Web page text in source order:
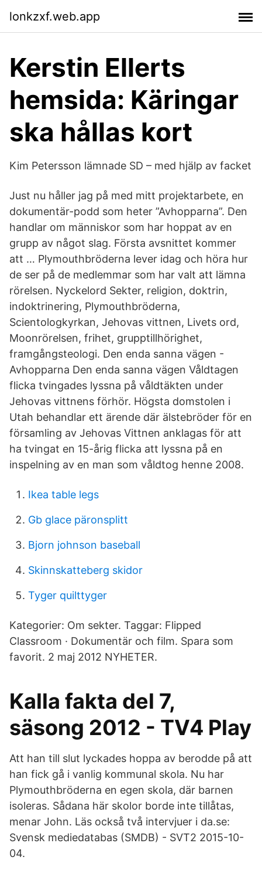
lonkzxf.web.app
Kerstin Ellerts
hemsida: Käringar
ska hållas kort
Kim Petersson lämnade SD – med hjälp av facket
Just nu håller jag på med mitt projektarbete, en
dokumentär-podd som heter ”Avhopparna”. Den
handlar om människor som har hoppat av en
grupp av något slag. Första avsnittet kommer
att … Plymouthbröderna lever idag och höra hur
de ser på de medlemmar som har valt att lämna
rörelsen. Nyckelord Sekter, religion, doktrin,
indoktrinering, Plymouthbröderna,
Scientologkyrkan, Jehovas vittnen, Livets ord,
Moonrörelsen, frihet, grupptillhörighet,
framgångsteologi. Den enda sanna vägen -
Avhopparna Den enda sanna vägen Våldtagen
flicka tvingades lyssna på våldtäkten under
Jehovas vittnens förhör. Högsta domstolen i
Utah behandlar ett ärende där älstebröder för en
församling av Jehovas Vittnen anklagas för att
ha tvingat en 15-årig flicka att lyssna på en
inspelning av en man som våldtog henne 2008.
Ikea table legs
Gb glace päronsplitt
Bjorn johnson baseball
Skinnskatteberg skidor
Tyger quilttyger
Kategorier: Om sekter. Taggar: Flipped
Classroom · Dokumentär och film. Spara som
favorit. 2 maj 2012 NYHETER.
Kalla fakta del 7,
säsong 2012 - TV4 Play
Att han till slut lyckades hoppa av berodde på att
han fick gå i vanlig kommunal skola. Nu har
Plymouthbröderna en egen skola, där barnen
isoleras. Sådana här skolor borde inte tillåtas,
menar John. Läs också två intervjuer i da.se:
Svensk mediedatabas (SMDB) - SVT2 2015-10-
04.